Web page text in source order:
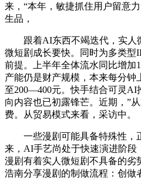
来，“本年，敏捷抓住用户留意
生品，
跟着AI东西不竭迭代，实人
微短剧成长要快。同时为多类型
前提。上半年全体流水同比增加
产能仍是财产规模，本来每分
至200—400元。快手结合可灵AI
向内容也已初露锋芒。近期，”
费。从贸易模式来看，采访中。
一些漫剧可能具备特殊性，
来，AI手艺尚处于快速演进阶段
漫剧有着实人微短剧不具备的劣
浩南分享漫剧的制做流程：创做